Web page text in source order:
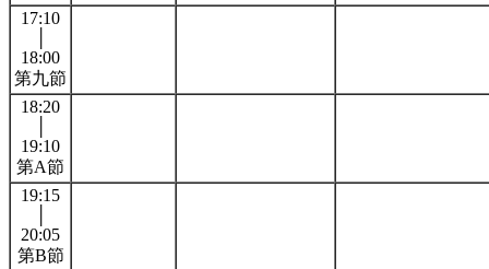
17:10
18:00
第九節
18:20
19:10
第A節
19:15
20:05
第B節